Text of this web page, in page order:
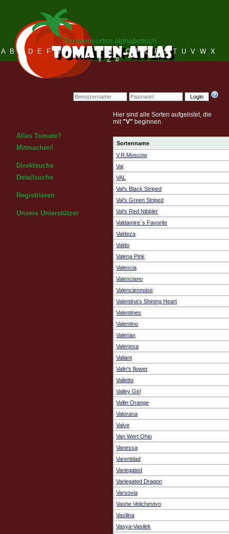
Login
Tomatensorten alphabetisch
A B C D E F G H I J K L M N O P Q R S T U V W X
Y Z #
Alles Tomate?
Mitmachen!
Direktsuche
Detailsuche
Registrieren
Unsere Unterstützer
Hier sind alle Sorten aufgelistet, die
mit"V" beginnen.
Sortenname
V.R.Moscow
Vai
VAL
Val's Black Striped
Val's Green Striped
Val's Red Nibbler
Valdamire`s Favorite
Valdeza
Valdo
Valena Pink
Valencia
Valenciano
Valenciennoise
Valentina's Shining Heart
Valentines
Valentino
Valerian
Valeriosa
Valiant
Valin's flower
Valletto
Valley Girl
Vallin Orange
Valorana
Valve
Van Wert Ohio
Vanessa
Varenblad
Variegated
Variegated Dragon
Varsovia
Vashe Velichestvo
Vasilina
Vasya-Vasilek